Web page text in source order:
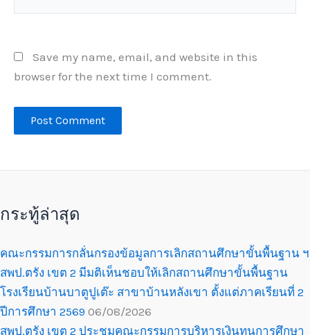
Save my name, email, and website in this
browser for the next time I comment.
กระทู้ล่าสุด
คณะกรรมการกลั่นกรองข้อมูลการเลิกสถานศึกษาขั้นพื้นฐาน ฯ
สพป.ตรัง เขต 2 มีมติเห็นชอบให้เลิกสถานศึกษาขั้นพื้นฐาน
โรงเรียนบ้านบาตูปูเต๊ะ สาขาบ้านหลังเขา ตั้งแต่ภาคเรียนที่ 2
ปีการศึกษา 2569 06/08/2026
สพป.ตรัง เขต 2 ประชุมคณะกรรมการบริหารเงินทุนการศึกษา